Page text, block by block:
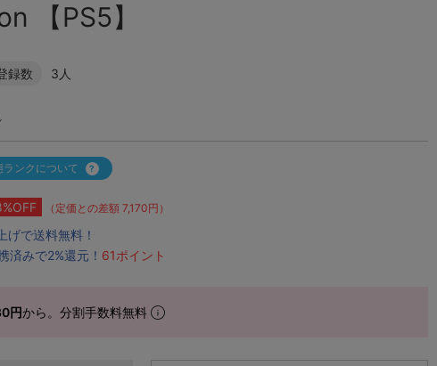
【PS5】
録数 3人
ランクについて
（定価との差額 7,170円）
で送料無料！
済みで2%還元！ 61ポイント
円から。分割手数料無料